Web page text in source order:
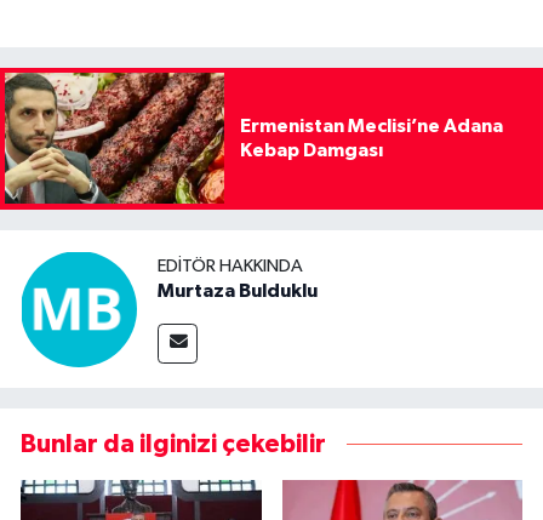
Ermenistan Meclisi’ne Adana
Kebap Damgası
EDITÖR HAKKINDA
Murtaza Bulduklu
Bunlar da ilginizi çekebilir